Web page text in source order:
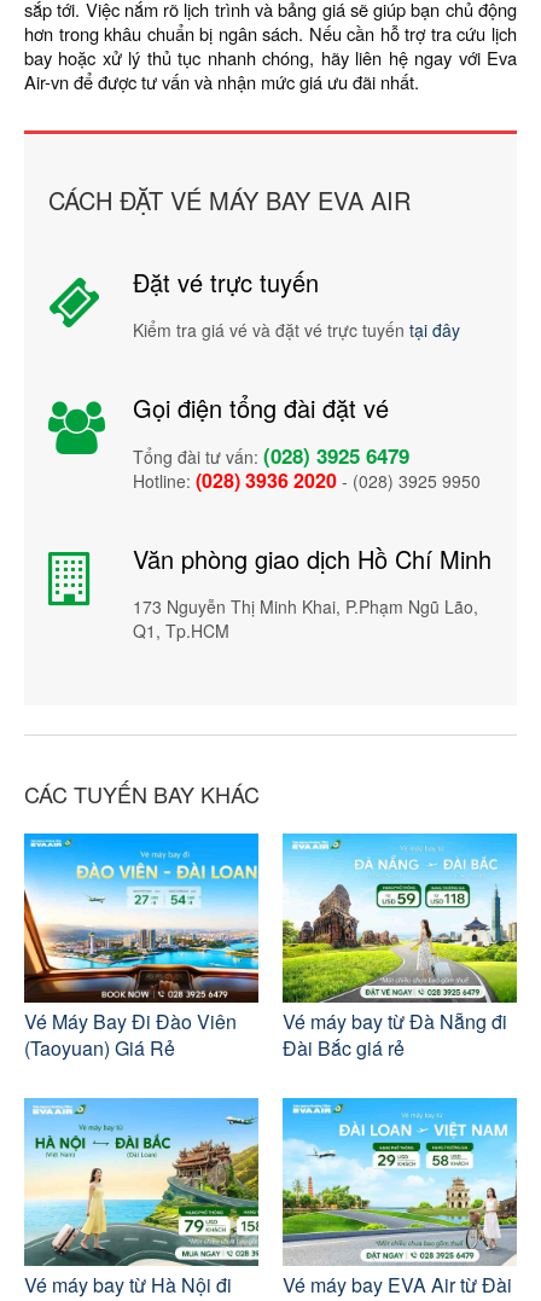
sắp tới. Việc nắm rõ lịch trình và bảng giá sẽ giúp bạn chủ động
hơn trong khâu chuẩn bị ngân sách. Nếu cần hỗ trợ tra cứu lịch
bay hoặc xử lý thủ tục nhanh chóng, hãy liên hệ ngay với Eva
Air-vn để được tư vấn và nhận mức giá ưu đãi nhất.
CÁCH ĐẶT VÉ MÁY BAY EVA AIR
Đặt vé trực tuyến
Kiểm tra giá vé và đặt vé trực tuyến tại đây
Gọi điện tổng đài đặt vé
Tổng đài tư vấn: (028) 3925 6479
Hotline: (028) 3936 2020 - (028) 3925 9950
Văn phòng giao dịch Hồ Chí Minh
173 Nguyễn Thị Minh Khai, P.Phạm Ngũ Lão,
Q1, Tp.HCM
CÁC TUYẾN BAY KHÁC
Vé Máy Bay Đi Đào Viên
(Taoyuan) Giá Rẻ
Vé máy bay từ Đà Nẵng đi
Đài Bắc giá rẻ
Vé máy bay từ Hà Nội đi
Vé máy bay EVA Air từ Đài